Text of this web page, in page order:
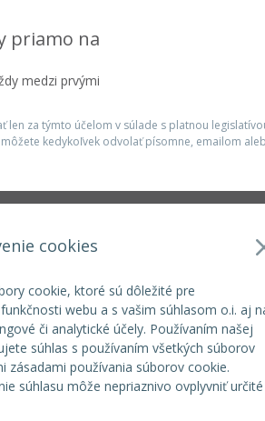
cookies
cookie, ktoré sú dôležité pre
webu a s vašim súhlasom o.i. aj
či analytické účely. Používaním našej
súhlas s používaním všetkých súborov
zásadami používania súborov cookie.
súhlasu môže nepriaznivo ovplyvniť určité
priamo na
medzi prvými
len za týmto účelom v súlade s platnou
kedykoľvek odvolať písomne, emailom
+421 37 6586 731
+421 907 982 328